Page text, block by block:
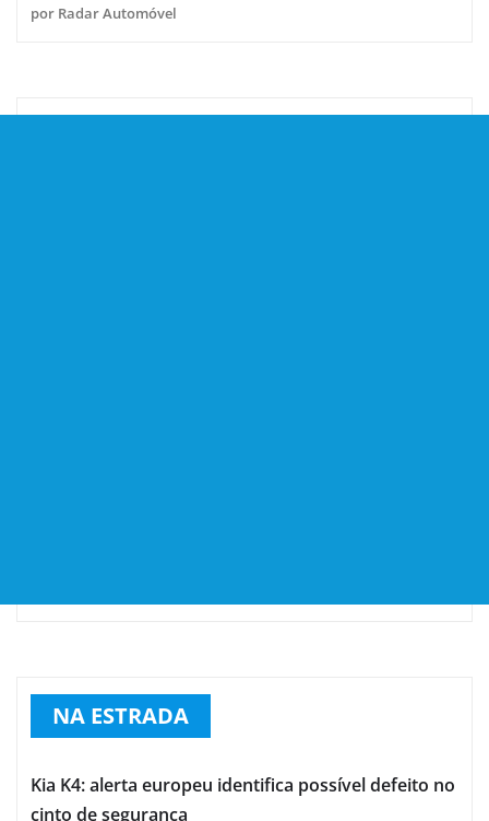
por Radar Automóvel
NA ESTRADA
Kia K4: alerta europeu identifica possível defeito no
cinto de segurança